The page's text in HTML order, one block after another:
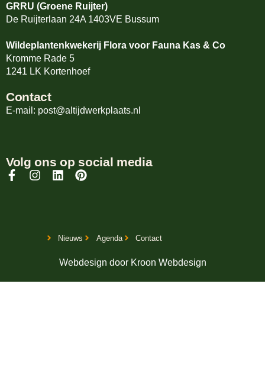
GRRU (Groene Ruijter)
De Ruijterlaan 24A 1403VE Bussum
Wildeplantenkwekerij Flora voor Fauna Kas & Co
Kromme Rade 5
1241 LK Kortenhoef
Contact
E-mail: post@altijdwerkplaats.nl
Volg ons op social media
Webdesign door Kroon Webdesign
Nieuws Agenda Contact